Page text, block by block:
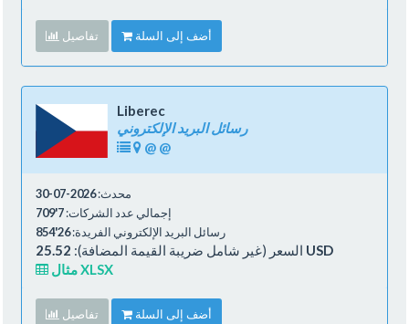
تفاصيل أضف إلى السلة
Liberec
رسائل البريد الإلكتروني
@ @
محدث:2026-07-30
إجمالي عدد الشركات:7'709
رسائل البريد الإلكتروني الفريدة:26'854
السعر (غير شامل ضريبة القيمة المضافة): 25.52 USD
مثال XLSX
تفاصيل أضف إلى السلة